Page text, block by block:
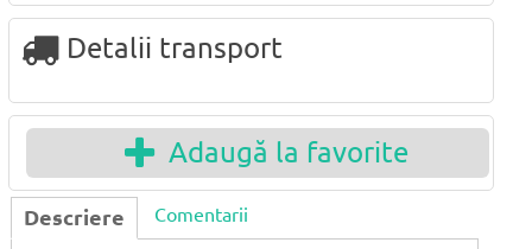
Detalii transport
Adaugă la favorite
Descriere Comentarii